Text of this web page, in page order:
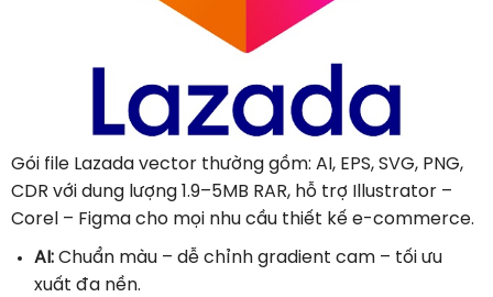
Gói file Lazada vector thường gồm: AI, EPS, SVG, PNG,
CDR với dung lượng 1.9–5MB RAR, hỗ trợ Illustrator –
Corel – Figma cho mọi nhu cầu thiết kế e-commerce.
AI:Chuẩn màu – dễ chỉnh gradient cam – tối ưu
xuất đa nền.